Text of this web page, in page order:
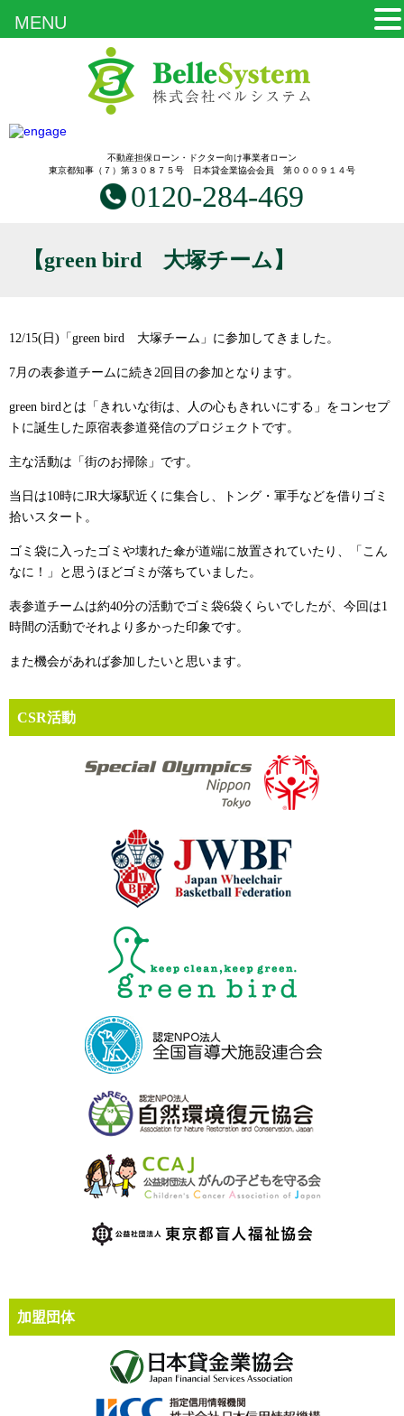
不動産担保ローン・ドクター向け事業者ローン
東京都知事（７）第３０８７５号 日本貸金業協会会員 第０００９１４号
0120-284-469
【green bird 大塚チーム】
12/15(日)「green bird 大塚チーム」に参加してきました。
7月の表参道チームに続き2回目の参加となります。
green birdとは「きれいな街は、人の心もきれいにする」をコンセプ
トに誕生した原宿表参道発信のプロジェクトです。
主な活動は「街のお掃除」です。
当日は10時にJR大塚駅近くに集合し、トング・軍手などを借りゴミ
拾いスタート。
ゴミ袋に入ったゴミや壊れた傘が道端に放置されていたり、「こん
なに！」と思うほどゴミが落ちていました。
表参道チームは約40分の活動でゴミ袋6袋くらいでしたが、今回は1
時間の活動でそれより多かった印象です。
また機会があれば参加したいと思います。
CSR活動
加盟団体
MENU